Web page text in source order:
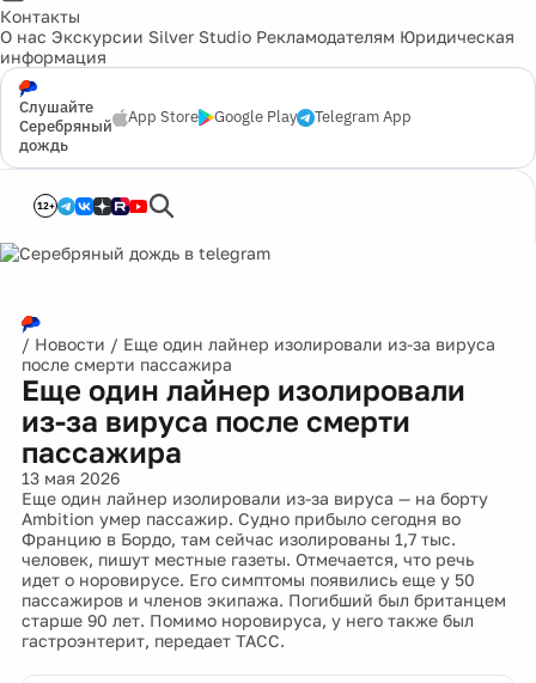
Контакты
О нас Экскурсии Silver Studio Рекламодателям Юридическая
информация
Слушайте
Серебряный
дождь
App Store Google Play Telegram App
12+
/ Новости / Еще один лайнер изолировали из-за вируса
после смерти пассажира
Еще один лайнер изолировали
из-за вируса после смерти
пассажира
13 мая 2026
Еще один лайнер изолировали из-за вируса — на борту
Ambition умер пассажир. Судно прибыло сегодня во
Францию в Бордо, там сейчас изолированы 1,7 тыс.
человек, пишут местные газеты. Отмечается, что речь
идет о норовирусе. Его симптомы появились еще у 50
пассажиров и членов экипажа. Погибший был британцем
старше 90 лет. Помимо норовируса, у него также был
гастроэнтерит, передает ТАСС.